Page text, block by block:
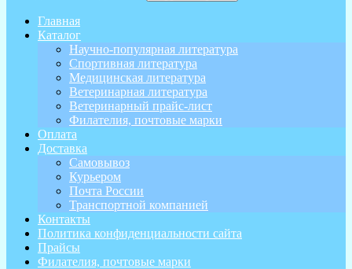
Главная
Каталог
Научно-популярная литература
Спортивная литература
Медицинская литература
Ветеринарная литература
Ветеринарный прайс-лист
Филателия, почтовые марки
Оплата
Доставка
Самовывоз
Курьером
Почта России
Транспортной компанией
Контакты
Политика конфиденциальности сайта
Прайсы
Филателия, почтовые марки